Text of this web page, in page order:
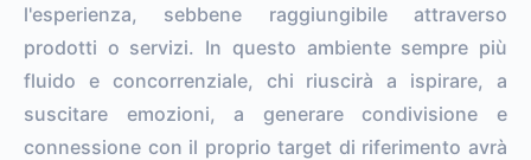
l'esperienza, sebbene raggiungibile attraverso
prodotti o servizi. In questo ambiente sempre più
fluido e concorrenziale, chi riuscirà a ispirare, a
suscitare emozioni, a generare condivisione e
connessione con il proprio target di riferimento avrà